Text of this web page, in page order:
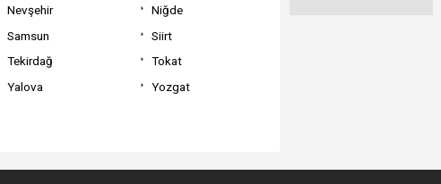
Nevşehir
Niğde
Samsun
Siirt
Tekirdağ
Tokat
Yalova
Yozgat